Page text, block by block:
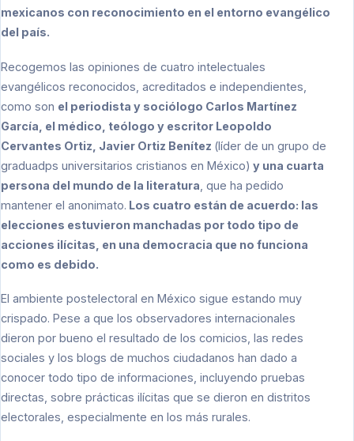
mexicanos con reconocimiento en el entorno evangélico
del país.
Recogemos las opiniones de cuatro intelectuales
evangélicos reconocidos, acreditados e independientes,
como son el periodista y sociólogo Carlos Martínez
García, el médico, teólogo y escritor Leopoldo
Cervantes Ortiz, Javier Ortiz Benítez (líder de un grupo de
graduadps universitarios cristianos en México) y una cuarta
persona del mundo de la literatura , que ha pedido
mantener el anonimato. Los cuatro están de acuerdo: las
elecciones estuvieron manchadas por todo tipo de
acciones ilícitas, en una democracia que no funciona
como es debido.
El ambiente postelectoral en México sigue estando muy
crispado. Pese a que los observadores internacionales
dieron por bueno el resultado de los comicios, las redes
sociales y los blogs de muchos ciudadanos han dado a
conocer todo tipo de informaciones, incluyendo pruebas
directas, sobre prácticas ilícitas que se dieron en distritos
electorales, especialmente en los más rurales.